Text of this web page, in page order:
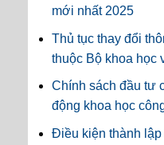
mới nhất 2025
Thủ tục thay đổi
thuộc Bộ khoa học
Chính sách đầu tư
động khoa học
Điều kiện thành